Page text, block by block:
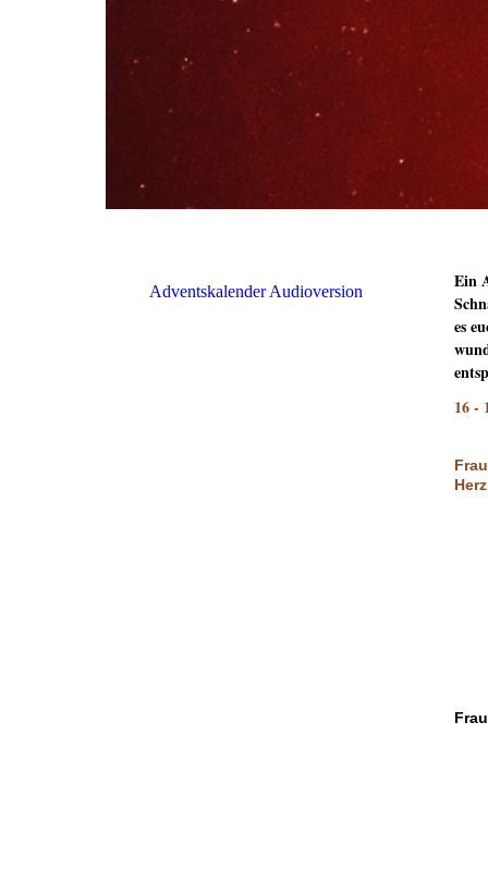
Adventskalender Audioversion
Ein
es
16 -